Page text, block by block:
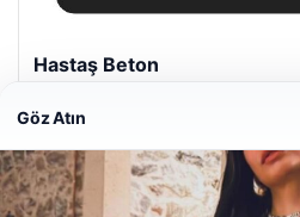
Enes Kaplan Avukatlık Bürosu
Göz Atın